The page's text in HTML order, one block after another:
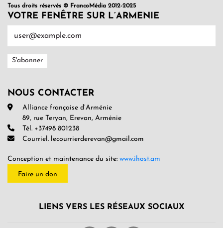
Tous droits réservés © FrancoMédia 2012-2025
VOTRE FENÊTRE SUR L’ARMENIE
NOUS CONTACTER
Alliance française d’Arménie
89, rue Teryan, Erevan, Arménie
Tél. +37498 801238
Courriel. lecourrierderevan@gmail.com
Conception et maintenance du site: www.ihost.am
Faire un don
LIENS VERS LES RÉSEAUX SOCIAUX